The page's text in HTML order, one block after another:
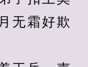
无霜好欺